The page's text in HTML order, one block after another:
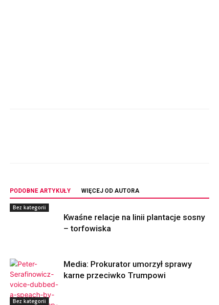
PODOBNE ARTYKUŁY WIĘCEJ OD AUTORA
Bez kategorii
Kwaśne relacje na linii plantacje sosny
– torfowiska
Media: Prokurator umorzył sprawy
karne przeciwko Trumpowi
Bez kategorii